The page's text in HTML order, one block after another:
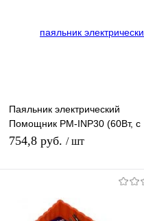
Паяльник электрический
Помощник PM-INP30 (60Вт, с
терморегулятором,
754,8 руб. / шт